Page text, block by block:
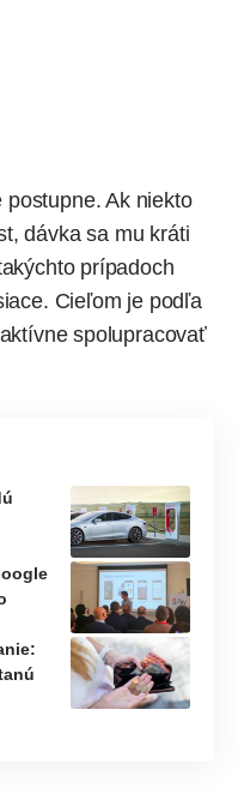
Ak niekto
dávka sa mu kráti
prípadoch
Cieľom je podľa
spolupracovať